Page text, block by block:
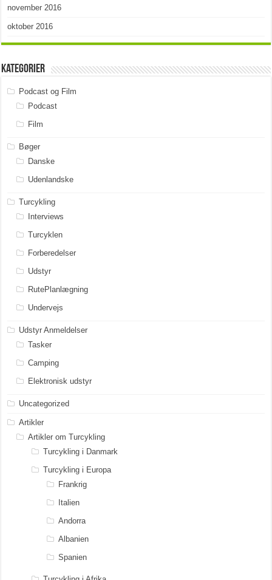
november 2016
oktober 2016
Kategorier
Podcast og Film
Podcast
Film
Bøger
Danske
Udenlandske
Turcykling
Interviews
Turcyklen
Forberedelser
Udstyr
RutePlanlægning
Undervejs
Udstyr Anmeldelser
Tasker
Camping
Elektronisk udstyr
Uncategorized
Artikler
Artikler om Turcykling
Turcykling i Danmark
Turcykling i Europa
Frankrig
Italien
Andorra
Albanien
Spanien